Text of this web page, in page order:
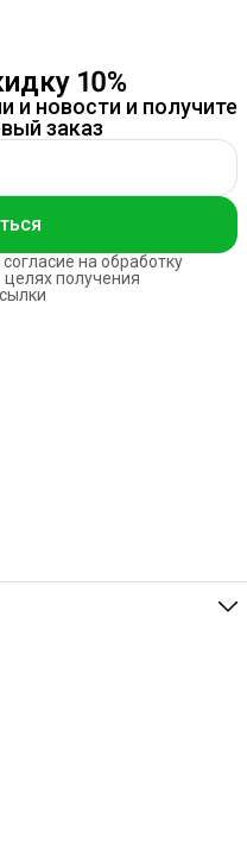
10%
и новости и получите
заказ
на обработку
получения